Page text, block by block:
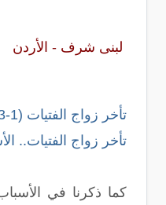
لبنى شرف - الأردن
تأخر زواج الفتيات (1-3)
تأخر زواج الفتيات..
كما ذكرنا في